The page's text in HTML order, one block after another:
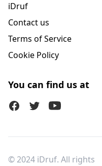
iDruf
Contact us
Terms of Service
Cookie Policy
You can find us at
FacebookTwitter (X)Youtube
© 2024 iDruf. All rights